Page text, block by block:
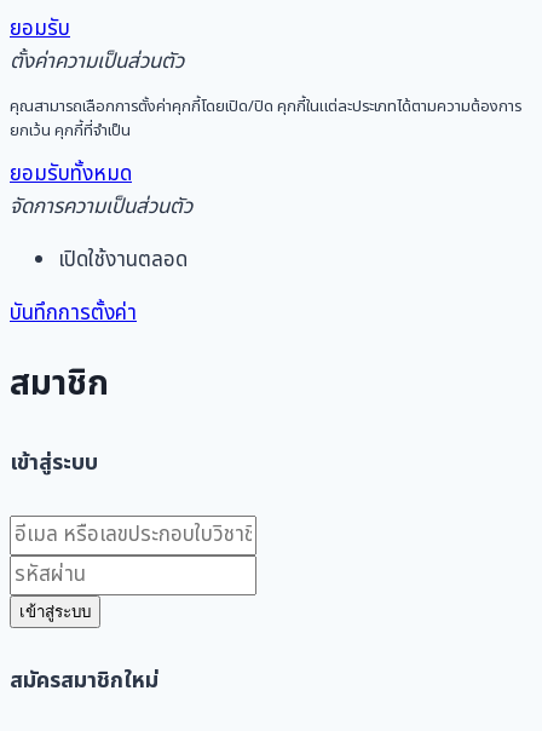
ยอมรับ
ตั้งค่าความเป็นส่วนตัว
คุณสามารถเลือกการตั้งค่าคุกกี้โดยเปิด/ปิด คุกกี้ในแต่ละประเภทได้ตามความต้องการ
ยกเว้น คุกกี้ที่จำเป็น
ยอมรับทั้งหมด
จัดการความเป็นส่วนตัว
เปิดใช้งานตลอด
บันทึกการตั้งค่า
สมาชิก
เข้าสู่ระบบ
เข้าสู่ระบบ
สมัครสมาชิกใหม่